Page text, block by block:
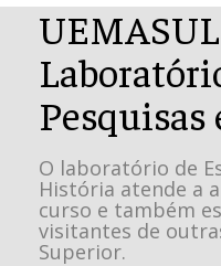
O laboratório de
História atende a
curso e também
visitantes de
Superior.